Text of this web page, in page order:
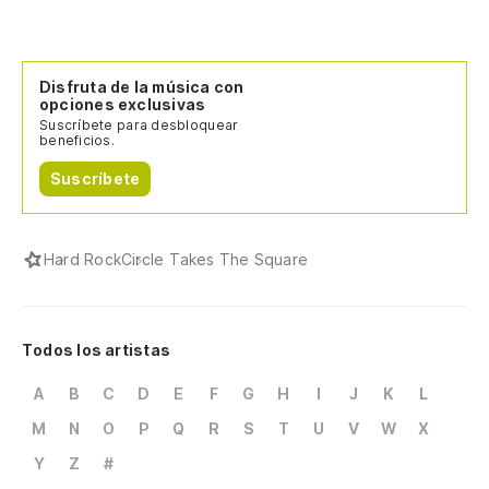
Disfruta de la música con
opciones exclusivas
Suscríbete para desbloquear
beneficios.
Suscríbete
Hard RockCircle Takes The Square
Todos los artistas
A B C D E F G H I J K
L
M
N O P Q R S T U V W
X
Y
Z #